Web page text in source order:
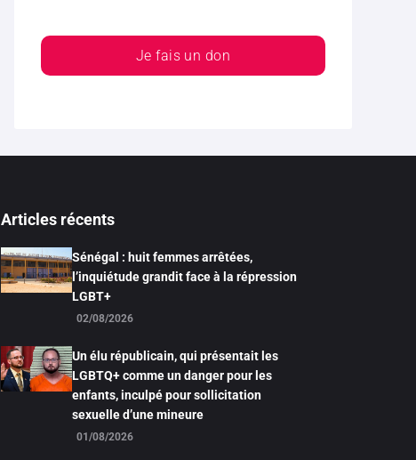
Je fais un don
Articles récents
Sénégal : huit femmes arrêtées,
l’inquiétude grandit face à la répression
LGBT+
02/08/2026
Un élu républicain, qui présentait les
LGBTQ+ comme un danger pour les
enfants, inculpé pour sollicitation
sexuelle d’une mineure
01/08/2026